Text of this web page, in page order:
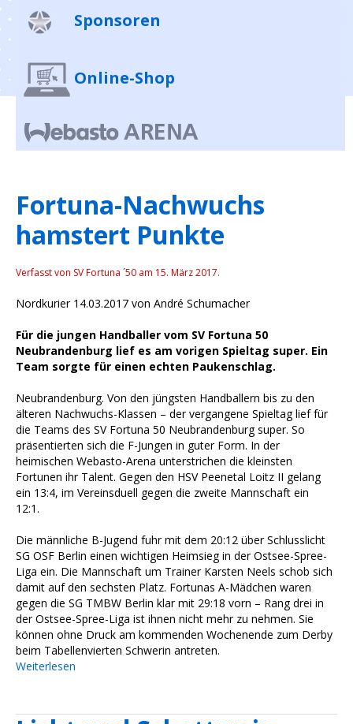
Sponsoren
Online-Shop
Fortuna-Nachwuchs
hamstert Punkte
Verfasst von SV Fortuna ´50 am 15. März 2017.
Nordkurier 14.03.2017 von André Schumacher
Für die jungen Handballer vom SV Fortuna 50
Neubrandenburg lief es am vorigen Spieltag super. Ein
Team sorgte für einen echten Paukenschlag.
Neubrandenburg. Von den jüngsten Handballern bis zu den
älteren Nachwuchs-Klassen – der vergangene Spieltag lief für
die Teams des SV Fortuna 50 Neubrandenburg super. So
präsentierten sich die F-Jungen in guter Form. In der
heimischen Webasto-Arena unterstrichen die kleinsten
Fortunen ihr Talent. Gegen den HSV Peenetal Loitz II gelang
ein 13:4, im Vereinsduell gegen die zweite Mannschaft ein
12:1.
Die männliche B-Jugend fuhr mit dem 20:12 über Schlusslicht
SG OSF Berlin einen wichtigen Heimsieg in der Ostsee-Spree-
Liga ein. Die Mannschaft um Trainer Karsten Neels schob sich
damit auf den sechsten Platz. Fortunas A-Mädchen waren
gegen die SG TMBW Berlin klar mit 29:18 vorn – Rang drei in
der Ostsee-Spree-Liga ist ihnen nicht mehr zu nehmen. Sie
können ohne Druck am kommenden Wochenende zum Derby
beim Tabellenvierten Schwerin antreten.
Weiterlesen